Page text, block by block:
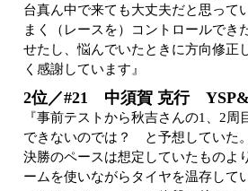
台真ん中で来ても大丈夫だと思って
まく（レースを）コントロールでき
せたし、悩んでいたときに方向修正
く感謝しています』
2位／#21 中須賀 克行
『事前テストから秋吉さんの1、2
できないのでは？ と予想していた
決勝のペースは想定していたものよ
ームを使いながらタイヤを温存して